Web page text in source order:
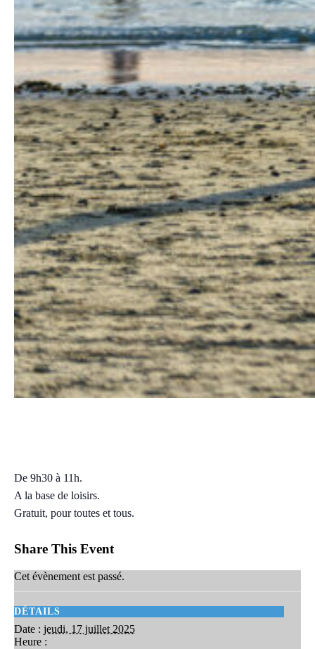
De 9h30 à 11h.
A la base de loisirs.
Gratuit, pour toutes et tous.
Share This Event
Cet évènement est passé.
DÉTAILS
Date : jeudi, 17 juillet 2025
Heure :